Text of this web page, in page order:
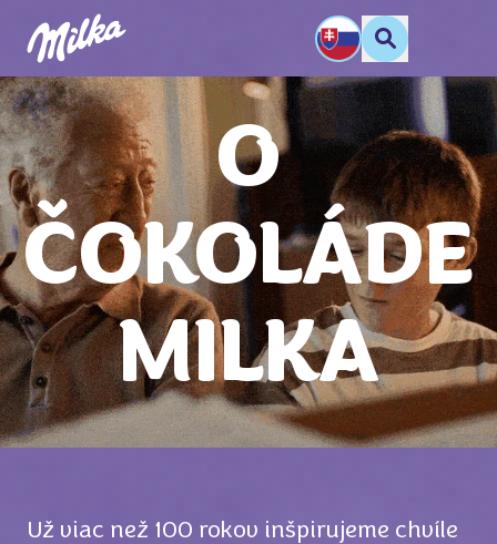
O
ČOKOLÁDE
MILKA
Už viac než 100 rokov inšpirujeme chvíle